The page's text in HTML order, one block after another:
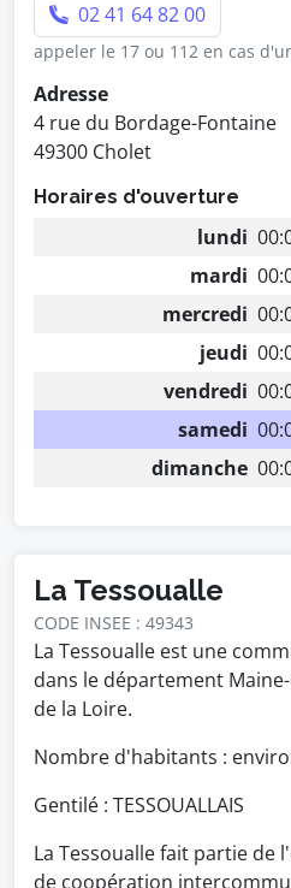
02 41 64 82 00
appeler le 17 ou 112 en cas
Adresse
4 rue du Bordage-Fontaine
49300 Cholet
Horaires d'ouverture
lundi
mardi
mercredi
jeudi
vendredi
samedi
dimanche
La Tessoualle
CODE INSEE : 49343
La Tessoualle est une
dans le département
de la Loire.
Nombre d'habitants :
Gentilé : TESSOUALLAIS
La Tessoualle fait partie de
de coopération